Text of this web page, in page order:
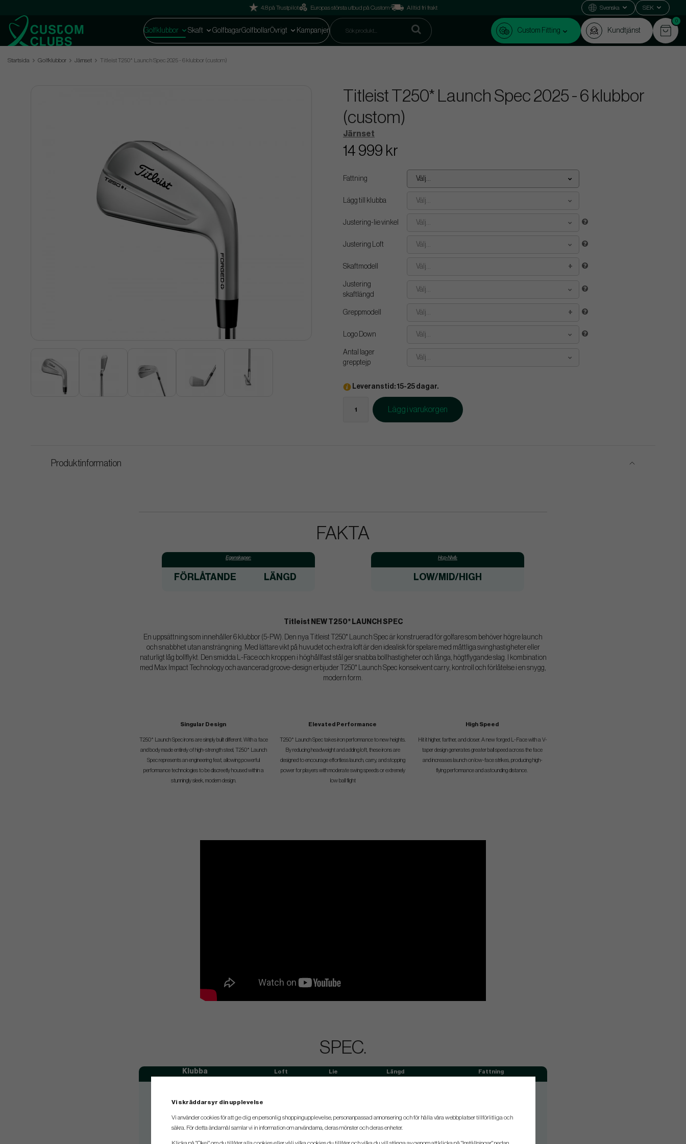
4.8 på Trustpilot Europas största utbud på Custom Alltid fri frakt Svenska SEK
Golfklubbor Skaft GolfbagarGolfbollarÖvrigt Kampanjer Custom Fitting Kundtjänst
0
Startsida Golfklubbor Järnset Titleist T250* Launch Spec 2025 - 6 klubbor (custom)
Titleist T250* Launch Spec 2025 - 6 klubbor
(custom)
Järnset
14 999 kr
Fattning Välj...
Lägg till klubba Välj...
Justering-lie vinkel Välj...
Justering Loft Välj...
Skaftmodell Välj...
Justering
skaftlängd
Välj...
Greppmodell Välj...
Logo Down Välj...
Antal lager
grepptejp
Välj...
Leveranstid: 15-25 dagar.
Lägg i varukorgen
Produktinformation
FAKTA
Egenskaper:
FÖRLÅTANDE LÄNGD
Hcp-Nivå:
LOW/MID/HIGH
Titleist NEW T250* LAUNCH SPEC
En uppsättning som innehåller 6 klubbor (5-PW). Den nya Titleist T250* Launch Spec är konstruerad för golfare som behöver högre launch
och snabbhet utan ansträngning. Med lättare vikt på huvudet och extra loft är den idealisk för spelare med måttliga svinghastigheter eller
naturligt låg bollflykt. Den smidda L-Face och kroppen i höghållfast stål ger snabba bollhastigheter och långa, högtflygande slag. I kombination
med Max Impact Technology och avancerad groove-design erbjuder T250* Launch Spec konsekvent carry, kontroll och förlåtelse i en snygg,
modern form.
Singular Design
T250* Launch Spec irons are simply built different. With a face
and body made entirely of high-strength steel, T250* Launch
Spec represents an engineering feat, allowing powerful
performance technologies to be discreetly housed within a
stunningly sleek, modern design.
Elevated Performance
T250* Launch Spec takes iron performance to new heights.
By reducing headweight and adding loft, these irons are
designed to encourage effortless launch, carry, and stopping
power for players with moderate swing speeds or extremely
low ball flight
High Speed
Hit it higher, farther, and closer. A new forged L-Face with a V-
taper design generates greater ball speed across the face
and increases launch on low-face strikes, producing high-
flying performance and astounding distance.
SPEC.
Klubba Loft Lie Längd Fattning
#6
#7 35° 63° 37" H/V
Vi skräddarsyr din upplevelse
Vi använder cookies för att ge dig en personlig shoppingupplevelse, personanpassad annonsering och för hålla våra webbplatser tillförlitliga och
säkra. För detta ändamål samlar vi in information om användarna, deras mönster och deras enheter.